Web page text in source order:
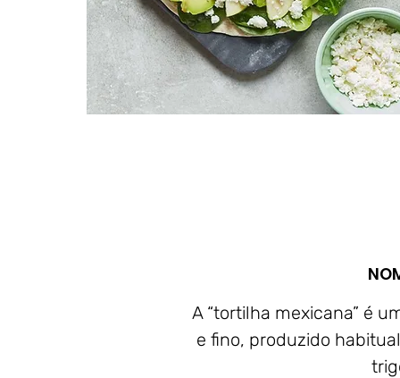
A “tortilha mexicana” é
e fino, produzido